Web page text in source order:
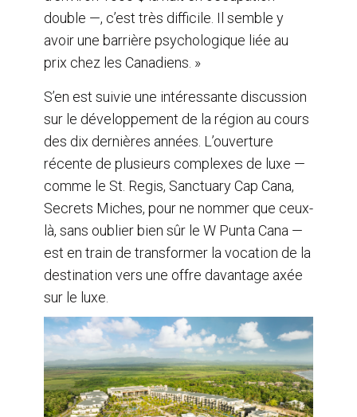
double —, c’est très difficile. Il semble y
avoir une barrière psychologique liée au
prix chez les Canadiens. »
S’en est suivie une intéressante discussion
sur le développement de la région au cours
des dix dernières années. L’ouverture
récente de plusieurs complexes de luxe —
comme le St. Regis, Sanctuary Cap Cana,
Secrets Miches, pour ne nommer que ceux-
là, sans oublier bien sûr le W Punta Cana —
est en train de transformer la vocation de la
destination vers une offre davantage axée
sur le luxe.